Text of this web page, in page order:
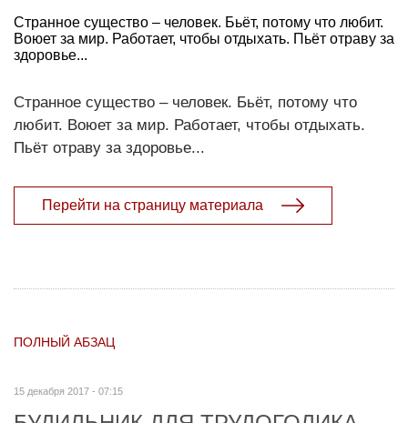
Странное существо – человек. Бьёт, потому что любит.
Воюет за мир. Работает, чтобы отдыхать. Пьёт отраву за
здоровье...
Странное существо – человек. Бьёт, потому что
любит. Воюет за мир. Работает, чтобы отдыхать.
Пьёт отраву за здоровье...
Перейти на страницу материала
ПОЛНЫЙ АБЗАЦ
15 декабря 2017 - 07:15